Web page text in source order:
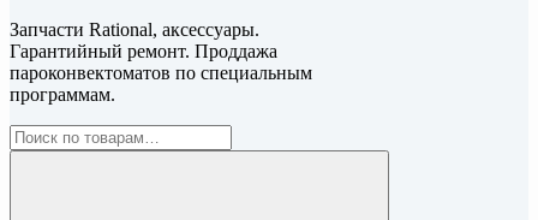
Запчасти Rational, аксессуары.
Гарантийный ремонт. Проддажа
пароконвектоматов по специальным
программам.